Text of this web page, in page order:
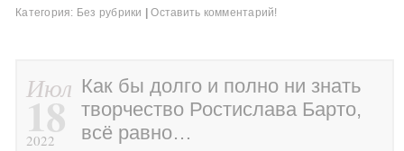
Категория: Без рубрики Оставить комментарий!
Июл
18
2022
Как бы долго и полно ни знать
творчество Ростислава Барто,
всё равно…